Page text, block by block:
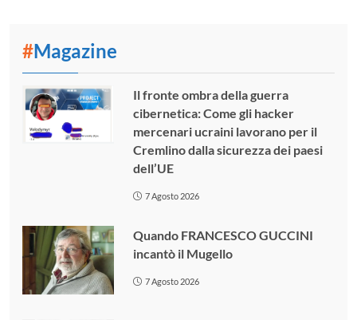
#Magazine
Il fronte ombra della guerra
cibernetica: Come gli hacker
mercenari ucraini lavorano per il
Cremlino dalla sicurezza dei paesi
dell’UE
7 Agosto 2026
Quando FRANCESCO GUCCINI
incantò il Mugello
7 Agosto 2026